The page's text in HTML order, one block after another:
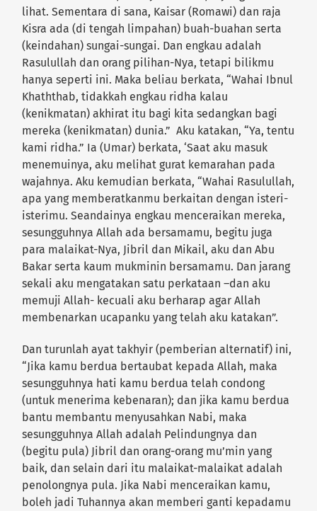
lihat. Sementara di sana, Kaisar (Romawi) dan raja
Kisra ada (di tengah limpahan) buah-buahan serta
(keindahan) sungai-sungai. Dan engkau adalah
Rasulullah dan orang pilihan-Nya, tetapi bilikmu
hanya seperti ini. Maka beliau berkata, “Wahai Ibnul
Khaththab, tidakkah engkau ridha kalau
(kenikmatan) akhirat itu bagi kita sedangkan bagi
mereka (kenikmatan) dunia.” Aku katakan, “Ya, tentu
kami ridha.” Ia (Umar) berkata, ‘Saat aku masuk
menemuinya, aku melihat gurat kemarahan pada
wajahnya. Aku kemudian berkata, “Wahai Rasulullah,
apa yang memberatkanmu berkaitan dengan isteri-
isterimu. Seandainya engkau menceraikan mereka,
sesungguhnya Allah ada bersamamu, begitu juga
para malaikat-Nya, Jibril dan Mikail, aku dan Abu
Bakar serta kaum mukminin bersamamu. Dan jarang
sekali aku mengatakan satu perkataan –dan aku
memuji Allah- kecuali aku berharap agar Allah
membenarkan ucapanku yang telah aku katakan”.
Dan turunlah ayat takhyir (pemberian alternatif) ini,
“Jika kamu berdua bertaubat kepada Allah, maka
sesungguhnya hati kamu berdua telah condong
(untuk menerima kebenaran); dan jika kamu berdua
bantu membantu menyusahkan Nabi, maka
sesungguhnya Allah adalah Pelindungnya dan
(begitu pula) Jibril dan orang-orang mu’min yang
baik, dan selain dari itu malaikat-malaikat adalah
penolongnya pula. Jika Nabi menceraikan kamu,
boleh jadi Tuhannya akan memberi ganti kepadamu